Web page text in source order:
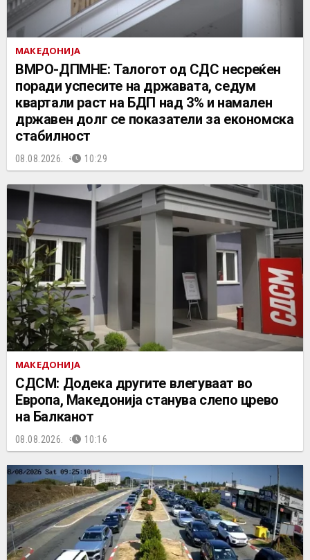
МАКЕДОНИЈА
ВМРО-ДПМНЕ: Талогот од СДС несреќен
поради успесите на државата, седум
квартали раст на БДП над 3% и намален
државен долг се показатели за економска
стабилност
08.08.2026. 10:29
МАКЕДОНИЈА
СДСМ: Додека другите влегуваат во
Европа, Македонија станува слепо црево
на Балканот
08.08.2026. 10:16